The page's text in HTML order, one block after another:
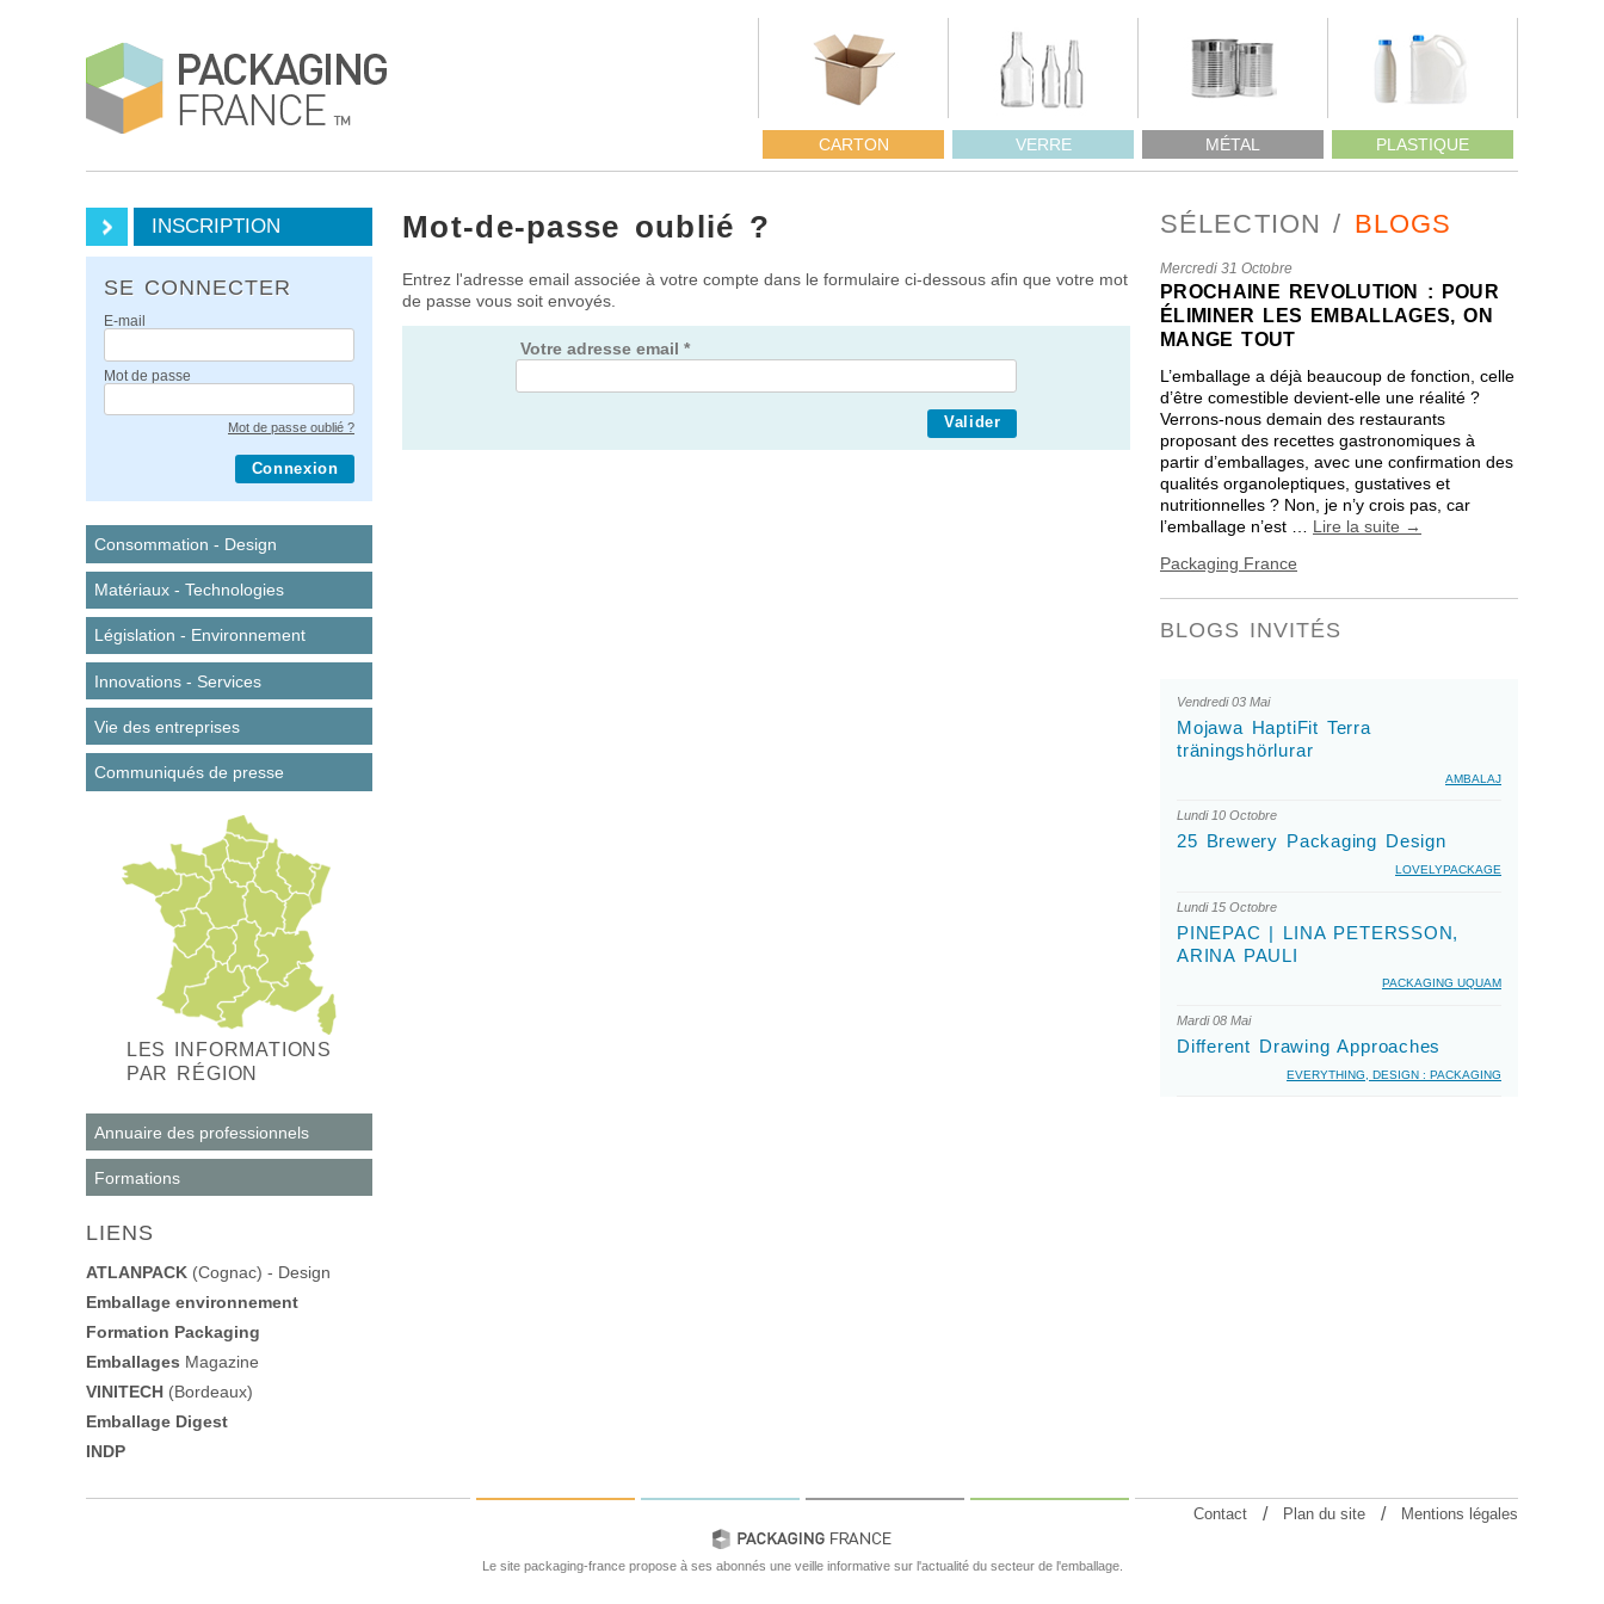
CARTON VERRE MÉTAL PLASTIQUE
INSCRIPTION
SE CONNECTER
E-mail
Mot de passe
Mot de passe oublié ?
Connexion
Consommation - Design
Matériaux - Technologies
Législation - Environnement
Innovations - Services
Vie des entreprises
Communiqués de presse
LES INFORMATIONS
PAR RÉGION
Annuaire des professionnels
Formations
LIENS
ATLANPACK (Cognac) - Design
Emballage environnement
Formation Packaging
Emballages Magazine
VINITECH (Bordeaux)
Emballage Digest
INDP
Mot-de-passe oublié ?
Entrez l'adresse email associée à votre compte dans le formulaire ci-dessous afin que votre mot
de passe vous soit envoyés.
Votre adresse email
SÉLECTION BLOGS
PROCHAINE REVOLUTION : POUR
ÉLIMINER LES EMBALLAGES, ON
MANGE TOUT
Mercredi 31 Octobre
L’emballage a déjà beaucoup de fonction, celle
d’être comestible devient-elle une réalité ?
Verrons-nous demain des restaurants
proposant des recettes gastronomiques à
partir d’emballages, avec une confirmation des
qualités organoleptiques, gustatives et
nutritionnelles ? Non, je n’y crois pas, car
l’emballage n’est … Lire la suite →
Packaging France
BLOGS INVITÉS
Mojawa HaptiFit Terra
träningshörlurar
Vendredi 03 Mai
AMBALAJ
25 Brewery Packaging Design
Lundi 10 Octobre
LOVELYPACKAGE
PINEPAC | LINA PETERSSON,
ARINA PAULI
Lundi 15 Octobre
PACKAGING UQUAM
Different Drawing Approaches
Mardi 08 Mai
EVERYTHING, DESIGN : PACKAGING
Le site packaging-france propose à ses abonnés une veille informative sur l'actualité du secteur de l'emballage.
Contact Plan du site Mentions légales